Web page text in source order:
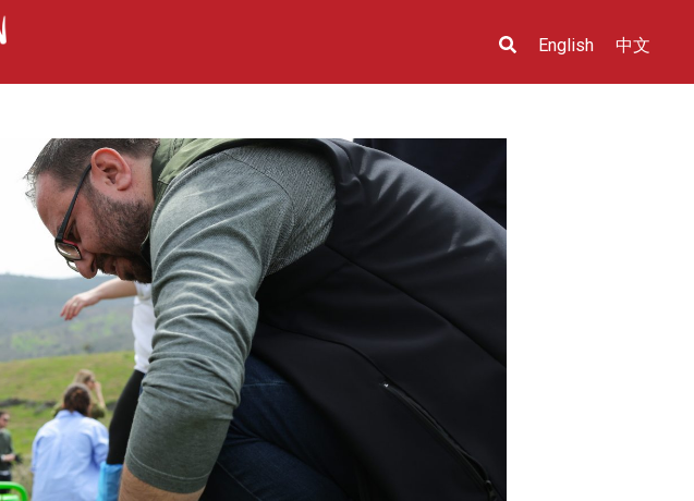
English 中文